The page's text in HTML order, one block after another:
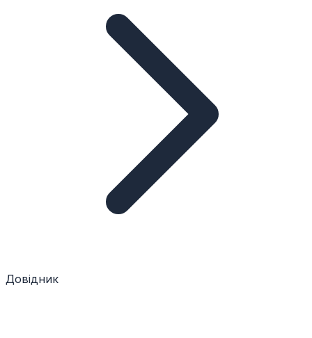
Довідник